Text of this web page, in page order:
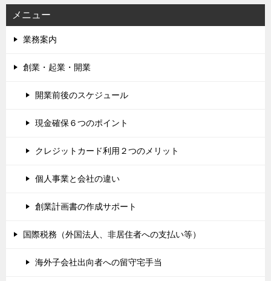
メニュー
業務案内
創業・起業・開業
開業前後のスケジュール
現金確保６つのポイント
クレジットカード利用２つのメリット
個人事業と会社の違い
創業計画書の作成サポート
国際税務（外国法人、非居住者への支払い等）
海外子会社出向者への留守宅手当